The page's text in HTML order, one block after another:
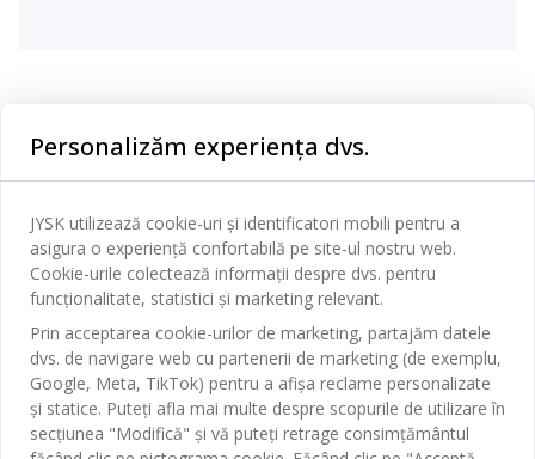
Baie
Birou
Sufragerie
Bucătărie
Depozitare
Perdele
Contact Relații Clienți
Magazine și program
Broșură
Termeni si conditii vânzări online
Garantia prețului
JYSK
Despre JYSK
JYSK.com
Presă
SEDIU CENTRAL
TAROL-DD S.R.L. str. Jubiliara, 41A mun. Chișinău, Republica
Moldova
JYSK RELAȚII CLIENȚI
Contact Relații Clienți
Urmărește Jysk
Personalizăm experiența dvs.
JYSK utilizează cookie-uri și identificatori mobili pentru a
asigura o experiență confortabilă pe site-ul nostru web.
Cookie-urile colectează informații despre dvs. pentru
funcționalitate, statistici și marketing relevant.
Prin acceptarea cookie-urilor de marketing, partajăm datele
dvs. de navigare web cu partenerii de marketing (de exemplu,
Google, Meta, TikTok) pentru a afișa reclame personalizate
și statice. Puteți afla mai multe despre scopurile de utilizare în
secțiunea "Modifică" și vă puteți retrage consimțământul